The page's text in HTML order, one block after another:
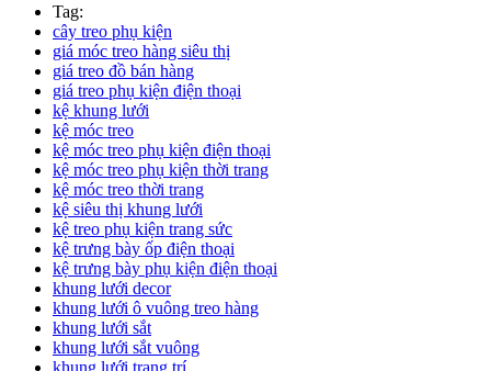
Tag:
cây treo phụ kiện
giá móc treo hàng siêu thị
giá treo đồ bán hàng
giá treo phụ kiện điện thoại
kệ khung lưới
kệ móc treo
kệ móc treo phụ kiện điện thoại
kệ móc treo phụ kiện thời trang
kệ móc treo thời trang
kệ siêu thị khung lưới
kệ treo phụ kiện trang sức
kệ trưng bày ốp điện thoại
kệ trưng bày phụ kiện điện thoại
khung lưới decor
khung lưới ô vuông treo hàng
khung lưới sắt
khung lưới sắt vuông
khung lưới trang trí